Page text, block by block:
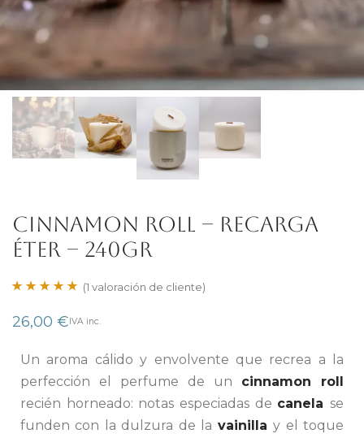
CINNAMON ROLL – RECARGA
ÉTER – 240gr
5.00de 5 en
un cliente
(1 valoración de cliente)
26,00 €IVA inc.
Un aroma cálido y envolvente que recrea a la
perfección el perfume de un cinnamon roll
recién horneado: notas especiadas de canelase
funden con la dulzura de la vainillay el toque